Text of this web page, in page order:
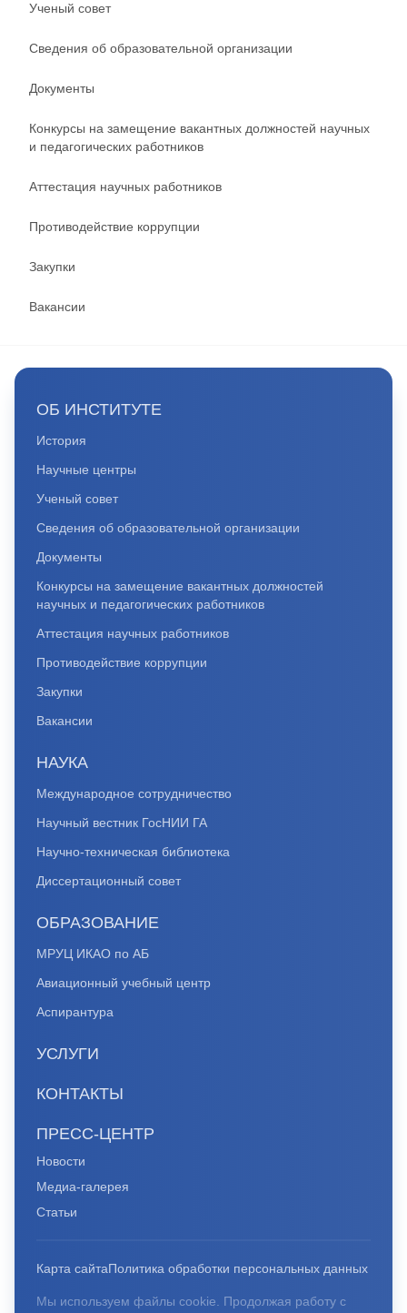
Ученый совет
Сведения об образовательной организации
Документы
Конкурсы на замещение вакантных должностей научных
и педагогических работников
Аттестация научных работников
Противодействие коррупции
Закупки
Вакансии
ОБ ИНСТИТУТЕ
История
Научные центры
Ученый совет
Сведения об образовательной организации
Документы
Конкурсы на замещение вакантных должностей
научных и педагогических работников
Аттестация научных работников
Противодействие коррупции
Закупки
Вакансии
НАУКА
Международное сотрудничество
Научный вестник ГосНИИ ГА
Научно-техническая библиотека
Диссертационный совет
ОБРАЗОВАНИЕ
МРУЦ ИКАО по АБ
Авиационный учебный центр
Аспирантура
УСЛУГИ
КОНТАКТЫ
ПРЕСС-ЦЕНТР
Новости
Медиа-галерея
Статьи
Карта сайтаПолитика обработки персональных данных
Мы используем файлы cookie. Продолжая работу с